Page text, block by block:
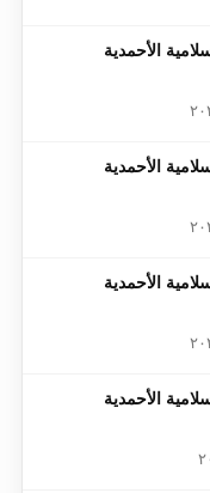
الأحمدية
الأحمدية
الأحمدية
الأحمدية